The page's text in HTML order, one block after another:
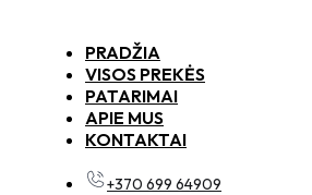
PRADŽIA
VISOS PREKĖS
PATARIMAI
APIE MUS
KONTAKTAI
+370 699 64909